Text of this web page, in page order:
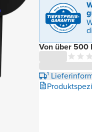
Von über 500
¹